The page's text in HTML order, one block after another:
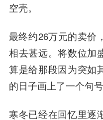
空壳。
最终约26万元的卖价
相去甚远。将数位加
算是给那段因为突如
的日子画上了一个句号
寒冬已经在回忆里逐